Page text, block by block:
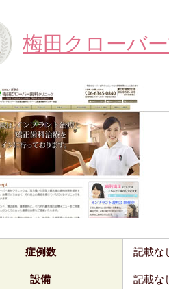
梅田クローバ
症例数 記載な
設備 記載な